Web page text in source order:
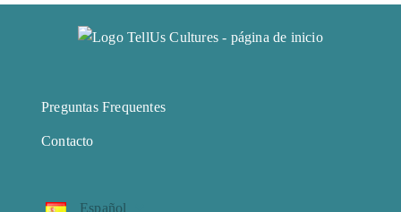
Preguntas Frequentes
Contacto
Español